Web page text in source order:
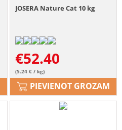
JOSERA Nature Cat 10 kg
€52.40
(5.24 € / kg)
PIEVIENOT GROZAM